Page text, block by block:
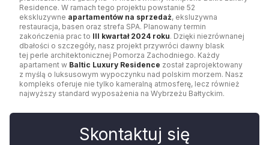
Residence. W ramach tego projektu powstanie 52
ekskluzywne apartamentów na sprzedaż, eksluzywna
restauracja, basen oraz strefa SPA. Planowany termin
zakończenia prac to III kwartał 2024 roku. Dzięki niezrównanej
dbałości o szczegóły, nasz projekt przywróci dawny blask
tej perle architektonicznej Pomorza Zachodniego. Każdy
apartament w Baltic Luxury Residence został zaprojektowany
z myślą o luksusowym wypoczynku nad polskim morzem. Nasz
kompleks oferuje nie tylko kameralną atmosferę, lecz również
najwyższy standard wyposażenia na Wybrzeżu Bałtyckim.
Skontaktuj się